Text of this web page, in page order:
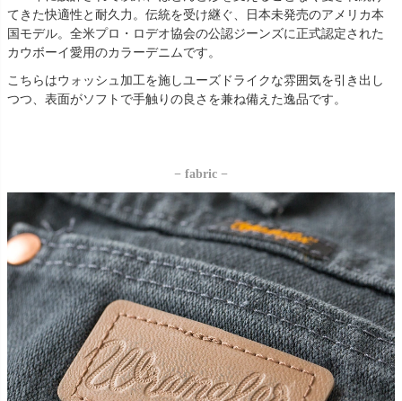
てきた快適性と耐久力。伝統を受け継ぐ、日本未発売のアメリカ本
国モデル。全米プロ・ロデオ協会の公認ジーンズに正式認定された
カウボーイ愛用のカラーデニムです。
こちらはウォッシュ加工を施しユーズドライクな雰囲気を引き出し
つつ、表面がソフトで手触りの良さを兼ね備えた逸品です。
− fabric −